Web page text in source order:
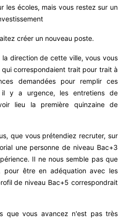
les écoles, mais vous restez sur un
créer un nouveau poste.
direction de cette ville, vous vous
correspondaient trait pour trait à
demandées pour remplir ces
il y a urgence, les entretiens de
lieu la première quinzaine de
que vous prétendiez recruter, sur
une personne de niveau Bac+3
Il ne nous semble pas que
pour être en adéquation avec les
de niveau Bac+5 correspondrait
que vous avancez n'est pas très